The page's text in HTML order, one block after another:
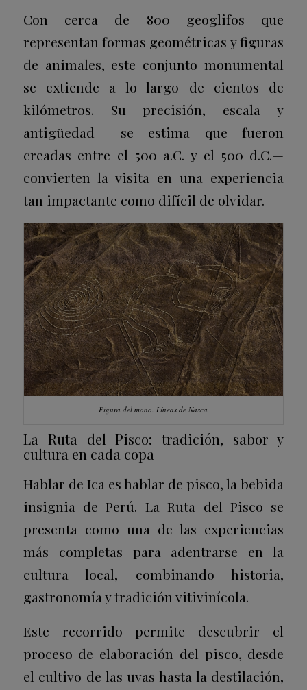
Con cerca de 800 geoglifos que
representan formas geométricas y figuras
de animales, este conjunto monumental
se extiende a lo largo de cientos de
kilómetros. Su precisión, escala y
antigüedad —se estima que fueron
creadas entre el 500 a.C. y el 500 d.C.—
convierten la visita en una experiencia
tan impactante como difícil de olvidar.
Figura del mono. Líneas de Nasca
La Ruta del Pisco: tradición, sabor y
cultura en cada copa
Hablar de Ica es hablar de pisco, la bebida
insignia de Perú. LaRuta del Pisco se
presenta como una de las experiencias
más completas para adentrarse en la
cultura local, combinando historia,
gastronomía y tradición vitivinícola.
Este recorrido permite descubrir el
proceso de elaboración del pisco, desde
el cultivo de las uvas hasta la destilación,